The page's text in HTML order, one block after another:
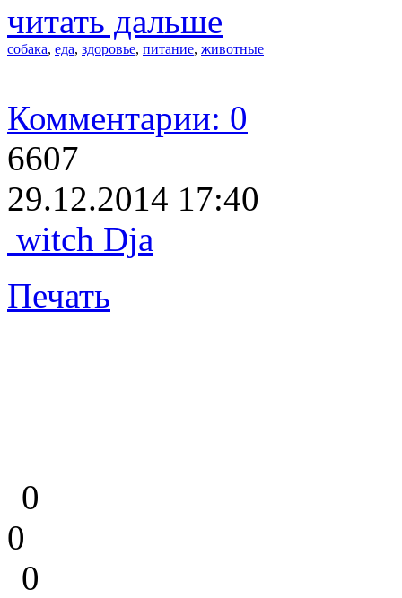
читать дальше
собака, еда, здоровье, питание, животные
Комментарии: 0
6607
29.12.2014 17:40
witch Dja
Печать
0
0
0